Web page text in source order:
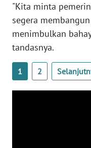
"Kita minta
segera
menimbulkan
tandasnya.
1 2
SULBAR
WN
BABEL
WN